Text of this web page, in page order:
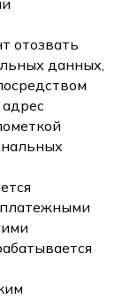
отозвать
данных,
платежными